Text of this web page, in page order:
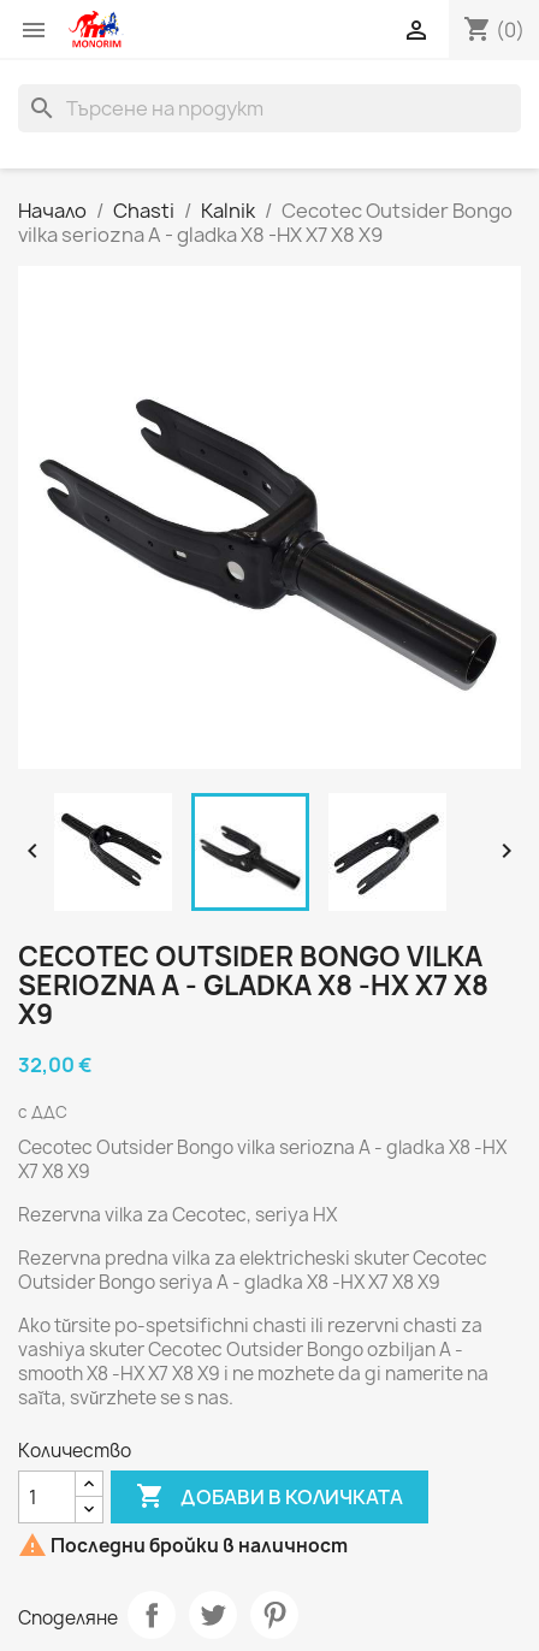
 shopping_cart (0)

search
Начало Chasti Kalnik
Cecotec Outsider Bongo
vilka seriozna A - gladka X8 -HX X7 X8 X9
 
CECOTEC OUTSIDER BONGO VILKA
SERIOZNA A - GLADKA X8 -HX X7 X8
X9
32,00 €
с ДДС
Cecotec Outsider Bongo vilka seriozna A - gladka X8 -HX
X7 X8 X9
Rezervna vilka za Cecotec, seriya HX
Rezervna predna vilka za elektricheski skuter Cecotec
Outsider Bongo seriya A - gladka X8 -HX X7 X8 X9
Ako tŭrsite po-spetsifichni chasti ili rezervni chasti za
vashiya skuter Cecotec Outsider Bongo ozbiljan A -
smooth X8 -HX X7 X8 X9 i ne mozhete da gi namerite na
saĭta, svŭrzhete se s nas.
Количество
 ДОБАВИ В КОЛИЧКАТА
 Последни бройки в наличност
Споделяне